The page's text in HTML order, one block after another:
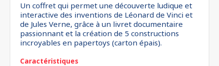
Un coffret qui permet une découverte ludique et
interactive des inventions de Léonard de Vinci et
de Jules Verne, grâce à un livret documentaire
passionnant et la création de 5 constructions
incroyables en papertoys (carton épais).
Caractéristiques